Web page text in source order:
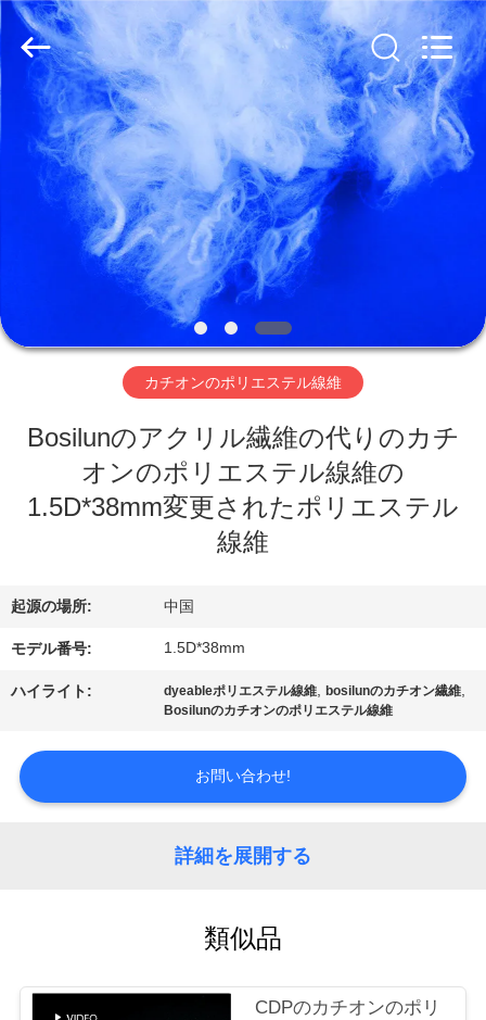
ク
ビ
私
達
に
い
旅
イ
supplier.
Copyright
2019
CHANGSHU
AZURE
IMP&EXP
カチオンのポリエステル線維
Bosilunのアクリル繊維の代りのカチ
オンのポリエステル線維の
1.5D*38mm変更されたポリエステル
線維
起源の場所: 中国
モデル番号: 1.5D*38mm
ハイライト: dyeableポリエステル線維,bosilunのカチオン繊維,
Bosilunのカチオンのポリエステル線維
お問い合わせ!
詳細を展開する
類似品
CDPのカチオンのポリ